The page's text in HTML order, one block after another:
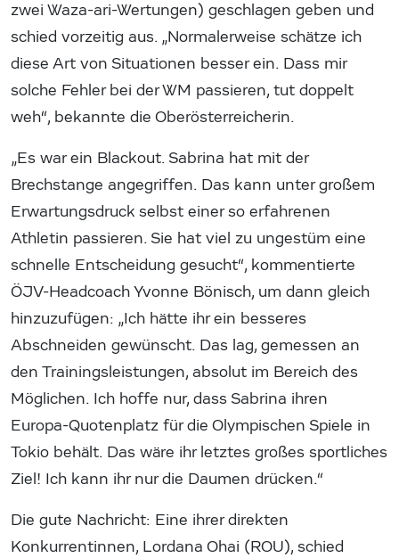
zwei Waza-ari-Wertungen) geschlagen geben und
schied vorzeitig aus. „Normalerweise schätze ich
diese Art von Situationen besser ein. Dass mir
solche Fehler bei der WM passieren, tut doppelt
weh“, bekannte die Oberösterreicherin.
„Es war ein Blackout. Sabrina hat mit der
Brechstange angegriffen. Das kann unter großem
Erwartungsdruck selbst einer so erfahrenen
Athletin passieren. Sie hat viel zu ungestüm eine
schnelle Entscheidung gesucht“, kommentierte
ÖJV-Headcoach Yvonne Bönisch, um dann gleich
hinzuzufügen: „Ich hätte ihr ein besseres
Abschneiden gewünscht. Das lag, gemessen an
den Trainingsleistungen, absolut im Bereich des
Möglichen. Ich hoffe nur, dass Sabrina ihren
Europa-Quotenplatz für die Olympischen Spiele in
Tokio behält. Das wäre ihr letztes großes sportliches
Ziel! Ich kann ihr nur die Daumen drücken.“
Die gute Nachricht: Eine ihrer direkten
Konkurrentinnen, Lordana Ohai (ROU), schied